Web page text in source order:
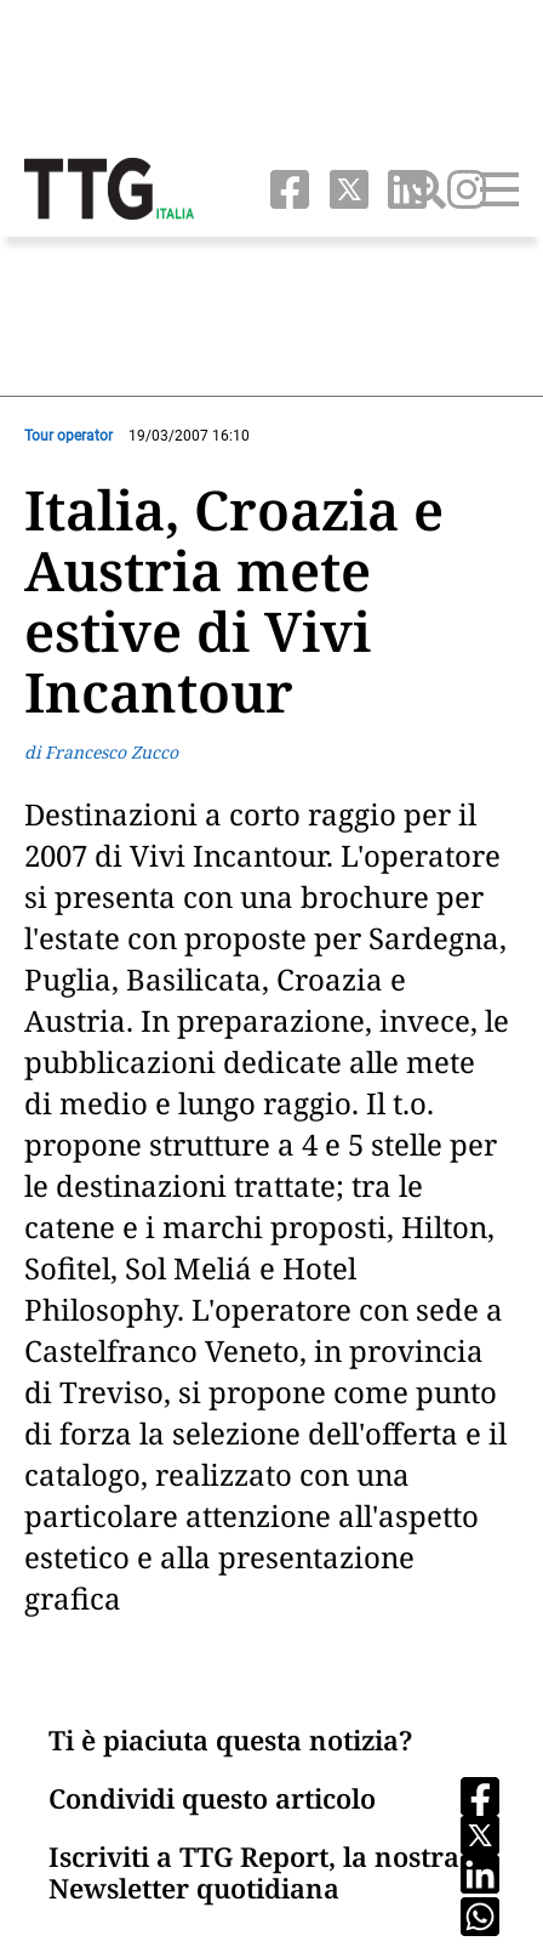
Tour operator 19/03/2007 16:10
Italia, Croazia e
Austria mete
estive di Vivi
Incantour
di Francesco Zucco
Destinazioni a corto raggio per il
2007 di Vivi Incantour. L'operatore
si presenta con una brochure per
l'estate con proposte per Sardegna,
Puglia, Basilicata, Croazia e
Austria. In preparazione, invece, le
pubblicazioni dedicate alle mete
di medio e lungo raggio. Il t.o.
propone strutture a 4 e 5 stelle per
le destinazioni trattate; tra le
catene e i marchi proposti, Hilton,
Sofitel, Sol Meliá e Hotel
Philosophy. L'operatore con sede a
Castelfranco Veneto, in provincia
di Treviso, si propone come punto
di forza la selezione dell'offerta e il
catalogo, realizzato con una
particolare attenzione all'aspetto
estetico e alla presentazione
grafica
Ti è piaciuta questa notizia?
Condividi questo articolo
Iscriviti a TTG Report, la nostra
Newsletter quotidiana